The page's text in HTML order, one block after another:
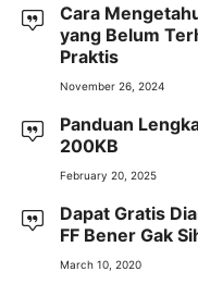
Cara
yang Belum
Praktis
November 26, 2024
Panduan
200KB
February 20, 2025
Dapat Gratis
FF Bener Gak
March 10, 2020